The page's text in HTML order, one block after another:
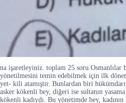
na işaretleyiniz. toplam 25 soru
yönetilmesini temin edebilmek için ilk
yet- kili atamıştır. Bunlardan biri
asker kökenli bey, diğeri ise sultanın
kökenli kadıydı. Bu yönetimde bey,